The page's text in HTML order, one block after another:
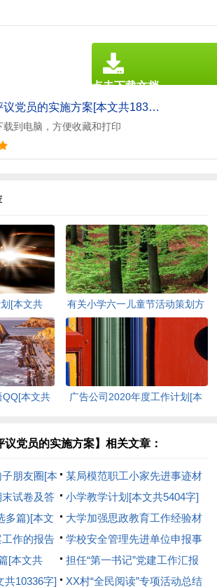
《2020年终民主评议党员的实施方案[本文共1832字].doc》
到电脑，方便收藏和打印
点击下载文档
文档为doc格式
[本文共
有关小学六一儿童节活动策划方
案[本文共3692字]
QQ[本文共
广告公司2020年度工作计划[本
议党员的实施方案】相关文章：
朋友圈[本
某局模范职工小家先进事迹材
料[本文共1242字]
试卷及答
小学教学计划[本文共5404字]
多篇)[本文
大学加强思政教育工作经验材
料(精选多篇)[本文共9143字]
作的报告
学校安全管理先进单位申报事
迹[本文共873字]
[本文共
担任“第一书记”党建工作汇报
及下步工作打算报告[本文共698
共10336字] XX村“全民阅读”专项活动总结